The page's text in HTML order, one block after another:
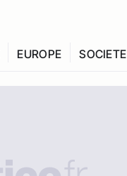
EUROPE SOCIETE